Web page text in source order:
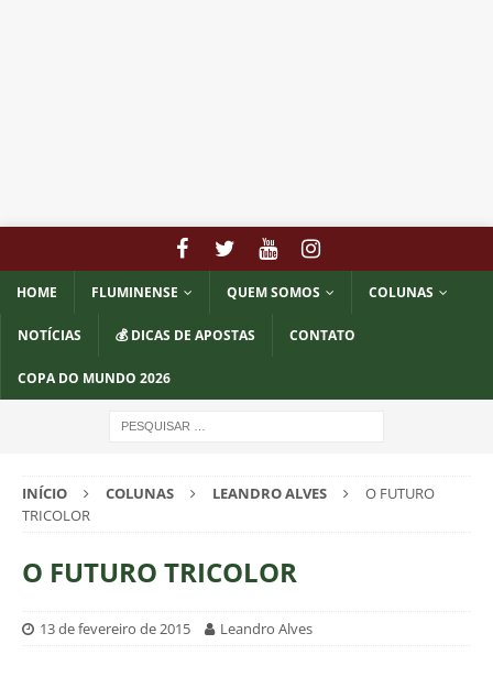
HOME FLUMINENSE QUEM SOMOS COLUNAS
NOTÍCIAS 💰 DICAS DE APOSTAS CONTATO
COPA DO MUNDO 2026
INÍCIO COLUNAS LEANDRO ALVES
O FUTURO
TRICOLOR
O FUTURO TRICOLOR
13 de fevereiro de 2015 Leandro Alves